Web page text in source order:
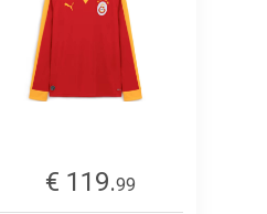
€ 119.99